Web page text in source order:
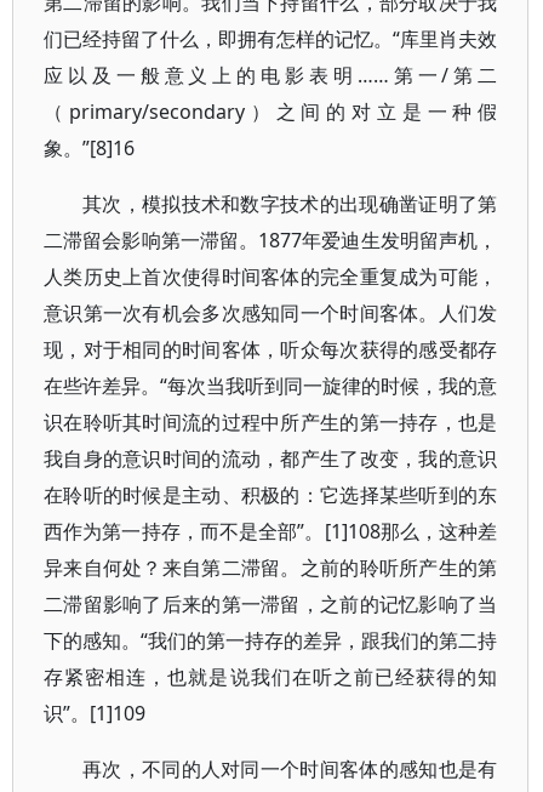
们已经持留了什么，即拥有怎样的记忆。“库里肖夫效
应以及一般意义上的电影表明……第一/第二
（primary/secondary）之间的对立是一种假
象。”[8]16
其次，模拟技术和数字技术的出现确凿证明了第
二滞留会影响第一滞留。1877年爱迪生发明留声机，
人类历史上首次使得时间客体的完全重复成为可能，
意识第一次有机会多次感知同一个时间客体。人们发
现，对于相同的时间客体，听众每次获得的感受都存
在些许差异。“每次当我听到同一旋律的时候，我的意
识在聆听其时间流的过程中所产生的第一持存，也是
我自身的意识时间的流动，都产生了改变，我的意识
在聆听的时候是主动、积极的：它选择某些听到的东
西作为第一持存，而不是全部”。[1]108那么，这种差
异来自何处？来自第二滞留。之前的聆听所产生的第
二滞留影响了后来的第一滞留，之前的记忆影响了当
下的感知。“我们的第一持存的差异，跟我们的第二持
存紧密相连，也就是说我们在听之前已经获得的知
识”。[1]109
再次，不同的人对同一个时间客体的感知也是有